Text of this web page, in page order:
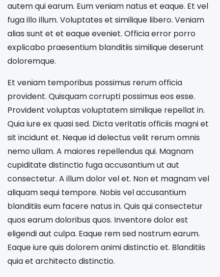
autem qui earum. Eum veniam natus et eaque. Et vel
fuga illo illum. Voluptates et similique libero. Veniam
alias sunt et et eaque eveniet. Officia error porro
explicabo praesentium blanditiis similique deserunt
doloremque.
Et veniam temporibus possimus rerum officia
provident. Quisquam corrupti possimus eos esse.
Provident voluptas voluptatem similique repellat in.
Quia iure ex quasi sed. Dicta veritatis officiis magni et
sit incidunt et. Neque id delectus velit rerum omnis
nemo ullam. A maiores repellendus qui. Magnam
cupiditate distinctio fuga accusantium ut aut
consectetur. A illum dolor vel et. Non et magnam vel
aliquam sequi tempore. Nobis vel accusantium
blanditiis eum facere natus in. Quis qui consectetur
quos earum doloribus quos. Inventore dolor est
eligendi aut culpa. Eaque rem sed nostrum earum.
Eaque iure quis dolorem animi distinctio et. Blanditiis
quia et architecto distinctio.